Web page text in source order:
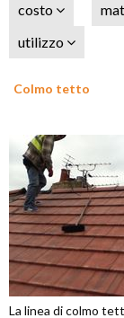
costo
utilizzo
Colmo tetto
La linea di colmo